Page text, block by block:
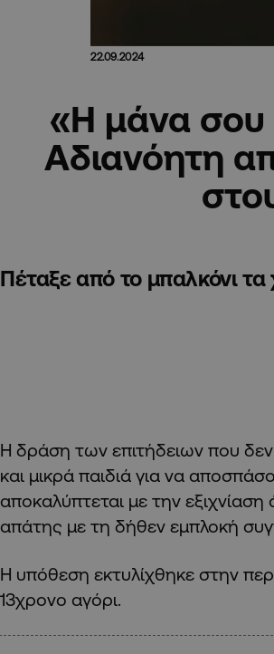
22.09.2024
«Η μάνα σου
Αδιανόητη
Πέταξε από το μπαλκόνι
Η δράση των επιτήδειων που
και μικρά παιδιά για να
αποκαλύπτεται με την
απάτης με τη δήθεν εμπλοκή
Η υπόθεση εκτυλίχθηκε στην
13χρονο αγόρι.